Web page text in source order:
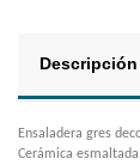
Descripción
Ensaladera gres
Cerámica